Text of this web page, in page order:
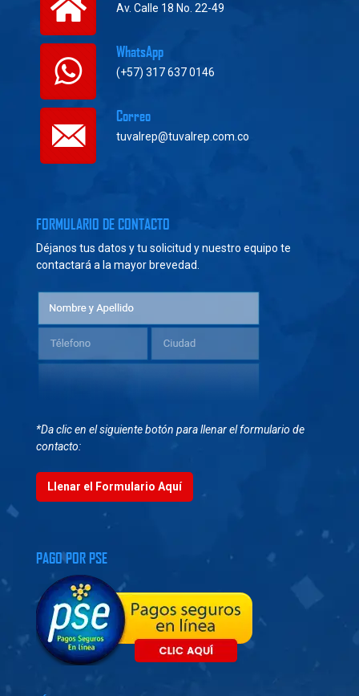
Av. Calle 18 No. 22-49
WhatsApp
(+57) 317 637 0146
Correo
tuvalrep@tuvalrep.com.co
FORMULARIO DE CONTACTO
Déjanos tus datos y tu solicitud y nuestro equipo te
contactará a la mayor brevedad.
*Da clic en el siguiente botón para llenar el formulario de
contacto:
Llenar el Formulario Aquí
PAGO POR PSE